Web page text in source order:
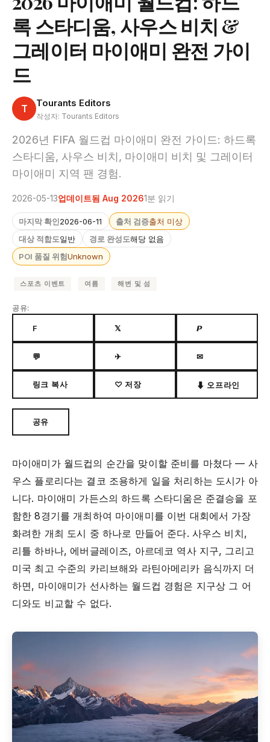
록 스타디움, 사우스 비치 &
그레이터 마이애미 완전 가이
드
T Tourants Editors
작성자: Tourants Editors
2026년 FIFA 월드컵 마이애미 완전 가이드: 하드록
스타디움, 사우스 비치, 마이애미 비치 및 그레이터
마이애미 지역 팬 경험.
2026-05-13업데이트됨 Aug 20261분 읽기
마지막 확인2026-06-11 출처 검증출처 미상
대상 적합도일반 경로 완성도해당 없음
POI 품질 위험Unknown
스포츠 이벤트 여름 해변 및 섬
공유:
F 𝕏 𝙋
💬 ✈ ✉
링크 복사 ♡ 저장 ⬇ 오프라인
공유
마이애미가 월드컵의 순간을 맞이할 준비를 마쳤다 — 사
우스 플로리다는 결코 조용하게 일을 처리하는 도시가 아
니다. 마이애미 가든스의 하드록 스타디움은 준결승을 포
함한 8경기를 개최하여 마이애미를 이번 대회에서 가장
화려한 개최 도시 중 하나로 만들어 준다. 사우스 비치,
리틀 하바나, 에버글레이즈, 아르데코 역사 지구, 그리고
미국 최고 수준의 카리브해와 라틴아메리카 음식까지 더
하면, 마이애미가 선사하는 월드컵 경험은 지구상 그 어
디와도 비교할 수 없다.